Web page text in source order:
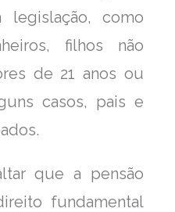
legislação, como
filhos não
de 21 anos ou
casos, pais e
que a pensão
fundamental